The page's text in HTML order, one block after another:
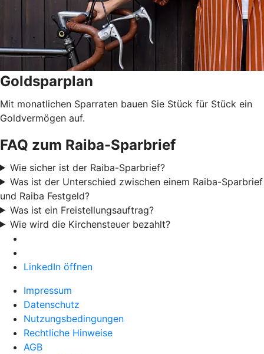
Goldsparplan
Mit monatlichen Sparraten bauen Sie Stück für Stück ein
Goldvermögen auf.
FAQ zum Raiba-Sparbrief
Wie sicher ist der Raiba-Sparbrief?
Was ist der Unterschied zwischen einem Raiba-Sparbrief
und Raiba Festgeld?
Was ist ein Freistellungsauftrag?
Wie wird die Kirchensteuer bezahlt?
LinkedIn öffnen
Impressum
Datenschutz
Nutzungsbedingungen
Rechtliche Hinweise
AGB